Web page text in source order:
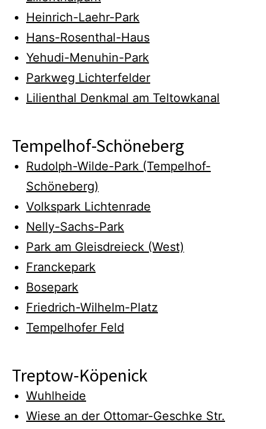
Heinrich-Laehr-Park
Hans-Rosenthal-Haus
Yehudi-Menuhin-Park
Parkweg Lichterfelder
Lilienthal Denkmal am Teltowkanal
Tempelhof-Schöneberg
Rudolph-Wilde-Park (Tempelhof-
Schöneberg)
Volkspark Lichtenrade
Nelly-Sachs-Park
Park am Gleisdreieck (West)
Franckepark
Bosepark
Friedrich-Wilhelm-Platz
Tempelhofer Feld
Treptow-Köpenick
Wuhlheide
Wiese an der Ottomar-Geschke Str.